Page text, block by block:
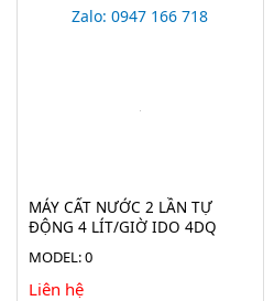
Zalo: 0947 166 718
MÁY CẤT NƯỚC 2 LẦN TỰ
ĐỘNG 4 LÍT/GIỜ IDO 4DQ
MODEL: 0
Liên hệ